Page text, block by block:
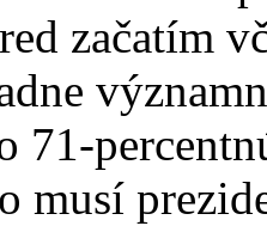
začatím
71-
musí